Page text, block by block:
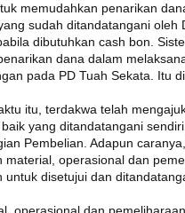
memudahkan penarikan
sudah ditandatangani
dibutuhkan cash bon.
dana dalam
pada PD Tuah Sekata. Itu
itu, terdakwa telah
yang ditandatangani
Pembelian. Adapun
material, operasional dan
untuk disetujui dan